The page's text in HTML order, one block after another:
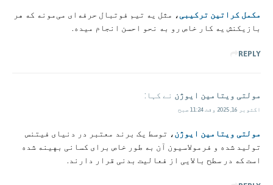
مکمل کراتین ترکیبی، مثل یه تیم فوتبال حرفه‌ای می‌مونه که هر
بازیکنش یه کار خاص رو به نحو احسن انجام میده.
REPLY
مولتی ویتامین ایوژن نے کہا:
اکتوبر 16, 2025 وقت 11:24 صبح
مولتی ویتامین ایوژن، توسط یک برند معتبر در دنیای فیتنس
تولید شده و فرمولاسیون آن به طور خاص برای کسانی بهینه شده
است که در سطح بالایی از فعالیت بدنی قرار دارند.